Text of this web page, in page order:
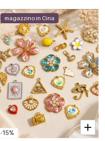
-15%
magazzino in Cina